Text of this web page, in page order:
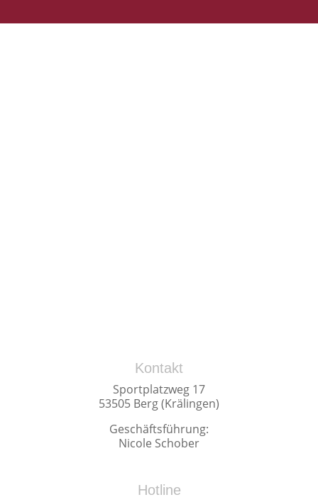
Kontakt
Sportplatzweg 17
53505 Berg (Krälingen)
Geschäftsführung:
Nicole Schober
Hotline